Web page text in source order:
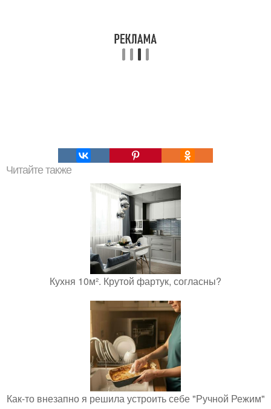
Читайте также
Кухня 10м². Крутой фартук, согласны?
Как-то внезапно я решила устроить себе "Ручной Режим"